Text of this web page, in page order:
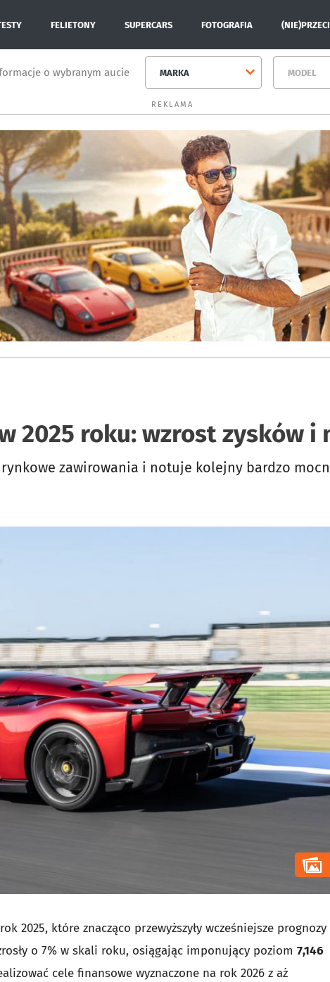
FELIETONY SUPERCARS FOTOGRAFIA
o wybranym aucie MARKA MODEL
REKLAMA
2025 roku: wzrost zysków i
zawirowania i notuje kolejny bardzo
2025, które znacząco przewyższyły wcześniejsze prognozy
o 7% w skali roku, osiągając imponujący poziom 7,146
cele finansowe wyznaczone na rok 2026 z aż